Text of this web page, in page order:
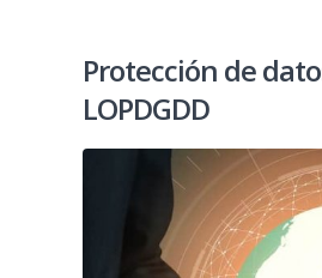
Protección de
LOPDGDD